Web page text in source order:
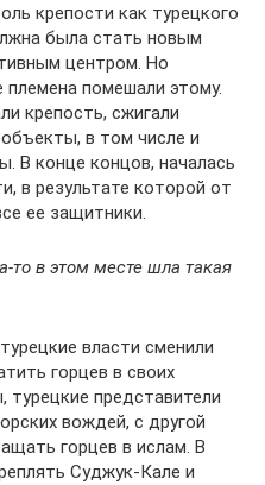
крепости как турецкого
была стать новым
центром. Но
племена помешали этому.
крепость, сжигали
в том числе и
В конце концов, началась
в результате которой от
ее защитники.
то в этом месте шла такая
власти сменили
горцев в своих
представители
вождей, с другой
горцев в ислам. В
Суджук-Кале и